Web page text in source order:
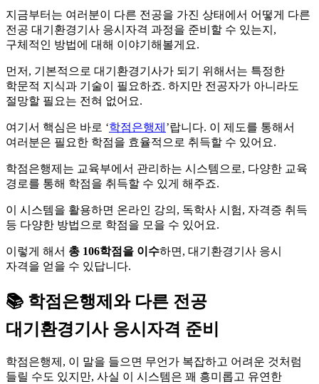
지금부터는 여러분이 다른 전공을 가진 상태에서 어떻게 다른
전공 대기환경기사 응시자격 과정을 준비할 수 있는지,
구체적인 방법에 대해 이야기해볼게요.
먼저, 기본적으로 대기환경기사가 되기 위해서는 특정한
학문적 지식과 기술이 필요하죠. 하지만 전공자가 아니라도
절망할 필요는 전혀 없어요.
여기서 핵심은 바로 ‘학점은행제 ’랍니다. 이 제도를 통해서
여러분은 필요한 학점을 효율적으로 취득할 수 있어요.
학점은행제는 교육부에서 관리하는 시스템으로, 다양한 교육
경로를 통해 학점을 취득할 수 있게 해주죠.
이 시스템을 활용하면 온라인 강의, 독학사 시험, 자격증 취득
등 다양한 방법으로 학점을 모을 수 있어요.
이렇게 해서 총 106학점을 이수하면, 대기환경기사 응시
자격을 얻을 수 있답니다.
📚 학점은행제와 다른 전공
대기환경기사 응시자격 준비
학점은행제, 이 말을 들으면 무언가 복잡하고 어려운 것처럼
들릴 수도 있지만, 사실 이 시스템은 꽤 흥미롭고 유연한